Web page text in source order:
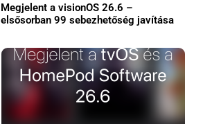
Megjelent a visionOS 26.6 –
elsősorban 99 sebezhetőség javítása
Főoldal
Közösség